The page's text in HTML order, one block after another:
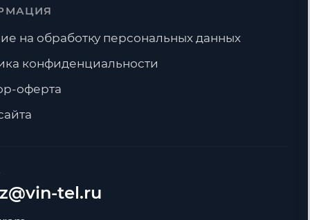
tel.ru
на обработку персональных данных
конфиденциальности
оферта